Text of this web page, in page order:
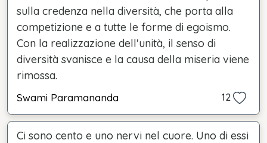
sulla credenza nella diversità, che porta alla
competizione e a tutte le forme di egoismo.
Con la realizzazione dell'unità, il senso di
diversità svanisce e la causa della miseria viene
rimossa.
Swami Paramananda 12
Ci sono cento e uno nervi nel cuore. Uno di essi